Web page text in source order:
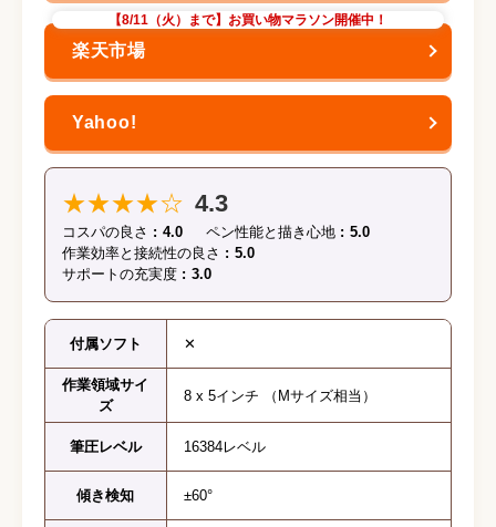
【8/11（火）まで】お買い物マラソン開催中！
★★★★☆ 4.3
コスパの良さ 4.0 ペン性能と描き心地
5.0
作業効率と接続性の良さ
5.0
サポートの充実度
3.0
付属ソフト ✕
作業領域サイ
ズ
8 x 5インチ （Mサイズ相当）
筆圧レベル 16384レベル
傾き検知 ±60°